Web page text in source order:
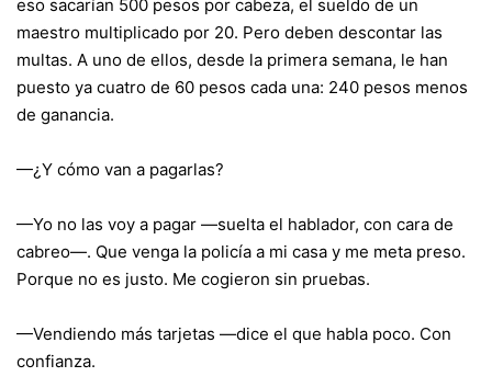
eso sacarían 500 pesos por cabeza, el sueldo de un
maestro multiplicado por 20. Pero deben descontar las
multas. A uno de ellos, desde la primera semana, le han
puesto ya cuatro de 60 pesos cada una: 240 pesos menos
de ganancia.
—¿Y cómo van a pagarlas?
—Yo no las voy a pagar —suelta el hablador, con cara de
cabreo—. Que venga la policía a mi casa y me meta preso.
Porque no es justo. Me cogieron sin pruebas.
—Vendiendo más tarjetas —dice el que habla poco. Con
confianza.